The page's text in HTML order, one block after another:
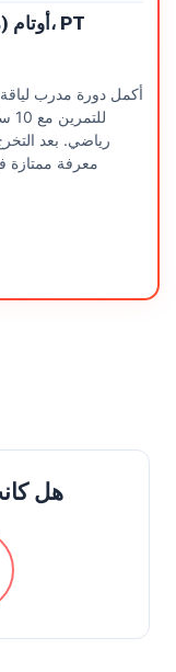
أوتام (مدرب اللياقة البدنية واليوغا)، PT
أكمل دورة مدرب
رياضي. بعد
معرفة ممتازة
هل